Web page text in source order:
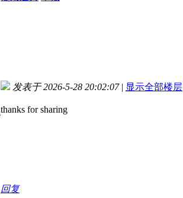
发表于 2026-5-28 20:02:07 | 显示全部楼层
thanks for sharing
回复